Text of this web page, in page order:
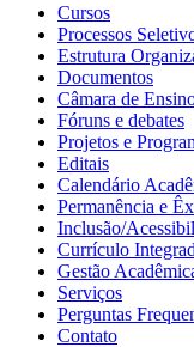
Cursos
Processos
Estrutura
Documentos
Câmara de
Fóruns e debates
Projetos e
Editais
Calendário
Permanência e
Inclusão/
Currículo
Gestão
Serviços
Perguntas
Contato